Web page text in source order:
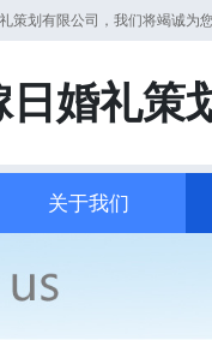
策划有限公司，我们将竭诚为
日婚礼策
关于我们